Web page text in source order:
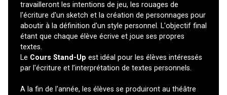
travailleront les intentions de jeu, les rouages de
l'écriture d'un sketch et la création de personnages pour
aboutir à la définition d'un style personnel. L'objectif final
étant que chaque élève écrive et joue ses propres
textes.
Le Cours Stand-Up est idéal pour les élèves intéressés
par l'écriture et l’interprétation de textes personnels.
A la fin de l'année, les élèves se produiront au théâtre